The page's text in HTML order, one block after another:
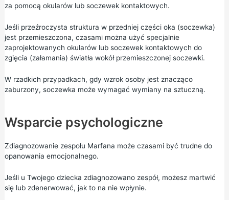
za pomocą okularów lub soczewek kontaktowych.
Jeśli przeźroczysta struktura w przedniej części oka (soczewka)
jest przemieszczona, czasami można użyć specjalnie
zaprojektowanych okularów lub soczewek kontaktowych do
zgięcia (załamania) światła wokół przemieszczonej soczewki.
W rzadkich przypadkach, gdy wzrok osoby jest znacząco
zaburzony, soczewka może wymagać wymiany na sztuczną.
Wsparcie psychologiczne
Zdiagnozowanie zespołu Marfana może czasami być trudne do
opanowania emocjonalnego.
Jeśli u Twojego dziecka zdiagnozowano zespół, możesz martwić
się lub zdenerwować, jak to na nie wpłynie.